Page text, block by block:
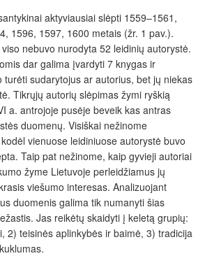
aktyviausiai slėpti 1559–1561,
1596, 1597, 1600 metais (žr. 1 pav.).
nebuvo nurodyta 52 leidinių autorystė.
dar galima įvardyti 7 knygas ir
turėti sudarytojus ar autorius, bet jų niekas
Tikrųjų autorių slėpimas žymi ryškią
a. antrojoje pusėje beveik kas antras
duomenų. Visiškai nežinome
vienuose leidiniuose autorystė buvo
Taip pat nežinome, kaip gyvieji autoriai
žyme Lietuvoje perleidžiamus jų
viešumo interesas. Analizuojant
duomenis galima tik numanyti šias
Jas reikėtų skaidyti į keletą grupių:
2) teisinės aplinkybės ir baimė, 3) tradicija